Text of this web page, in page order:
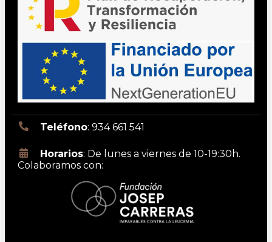
Teléfono: 934 661 541
Horarios: De lunes a viernes de 10-19:30h.
Colaboramos con: